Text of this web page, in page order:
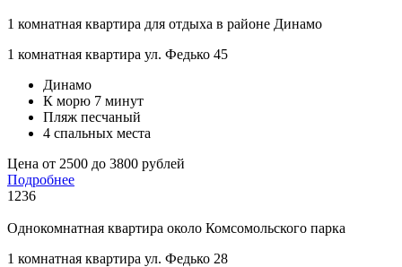
1 комнатная квартира для отдыха в районе Динамо
1 комнатная квартира ул. Федько 45
Динамо
К морю 7 минут
Пляж песчаный
4 спальных места
Цена от 2500 до 3800 рублей
Подробнее
1236
Однокомнатная квартира около Комсомольского парка
1 комнатная квартира ул. Федько 28